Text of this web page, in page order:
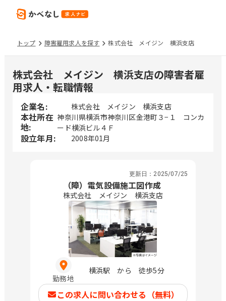
トップ 障害雇用求人を探す 株式会社 メイジン 横浜支店
株式会社 メイジン 横浜支店の障害者雇
用求人・転職情報
企業名: 株式会社 メイジン 横浜支店
本社所在
地:
神奈川県横浜市神奈川区金港町３−１ コンカ
ード横浜ビル４Ｆ
設立年月: 2008年01月
更新日： 2025/07/25
（障）電気設備施工図作成
株式会社 メイジン 横浜支店
勤務地
横浜駅 から 徒歩5分
この求人に問い合わせる（無料）